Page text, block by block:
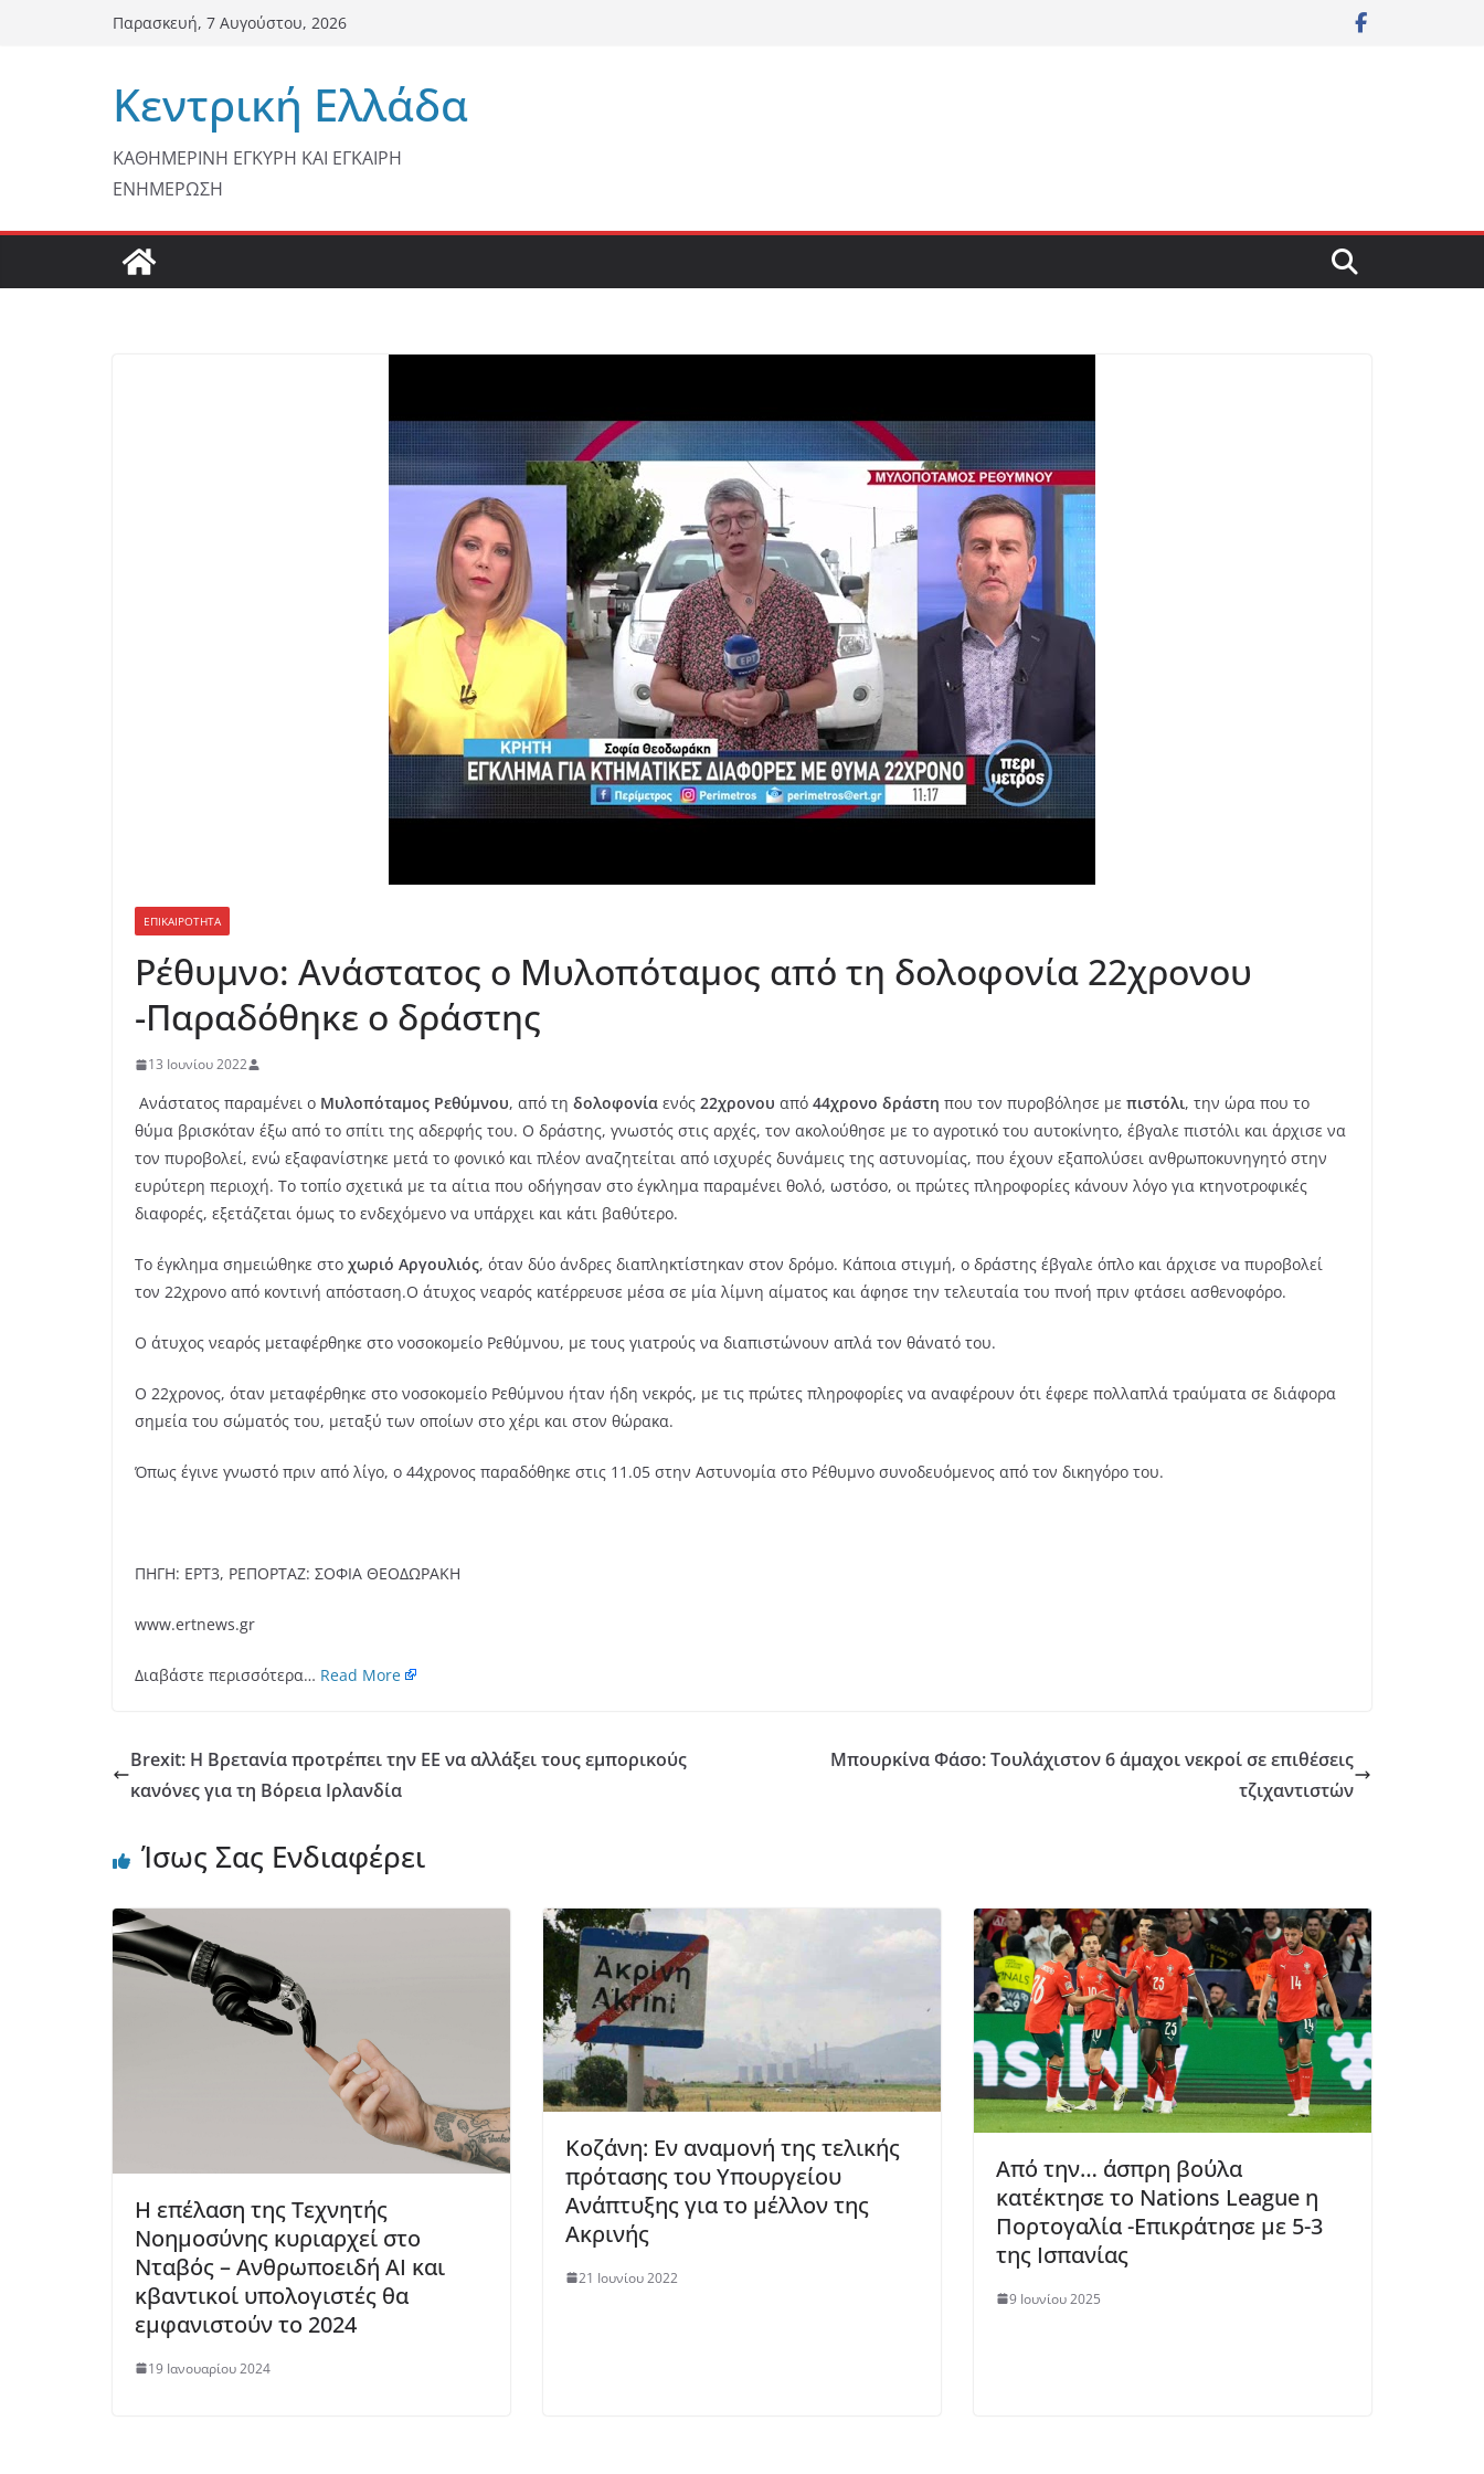
Παρασκευή, 7 Αυγούστου, 2026
Κεντρική Ελλάδα
ΚΑΘΗΜΕΡΙΝΗ ΕΓΚΥΡΗ ΚΑΙ ΕΓΚΑΙΡΗ
ΕΝΗΜΕΡΩΣΗ
ΕΠΙΚΑΙΡΟΤΗΤΑ
Ρέθυμνο: Ανάστατος ο Μυλοπόταμος από τη δολοφονία 22χρονου
-Παραδόθηκε ο δράστης
13 Ιουνίου 2022
Aνάστατος παραμένει o Μυλοπόταμος Ρεθύμνου, από τη δολοφονία ενός 22χρονου από 44χρονο δράστη που τον πυροβόλησε με πιστόλι, την ώρα που το
θύμα βρισκόταν έξω από το σπίτι της αδερφής του. Ο δράστης, γνωστός στις αρχές, τον ακολούθησε με το αγροτικό του αυτοκίνητο, έβγαλε πιστόλι και άρχισε να
τον πυροβολεί, ενώ εξαφανίστηκε μετά το φονικό και πλέον αναζητείται από ισχυρές δυνάμεις της αστυνομίας, που έχουν εξαπολύσει ανθρωποκυνηγητό στην
ευρύτερη περιοχή. Το τοπίο σχετικά με τα αίτια που οδήγησαν στο έγκλημα παραμένει θολό, ωστόσο, οι πρώτες πληροφορίες κάνουν λόγο για κτηνοτροφικές
διαφορές, εξετάζεται όμως το ενδεχόμενο να υπάρχει και κάτι βαθύτερο.
Το έγκλημα σημειώθηκε στο χωριό Αργουλιός, όταν δύο άνδρες διαπληκτίστηκαν στον δρόμο. Κάποια στιγμή, ο δράστης έβγαλε όπλο και άρχισε να πυροβολεί
τον 22χρονο από κοντινή απόσταση.Ο άτυχος νεαρός κατέρρευσε μέσα σε μία λίμνη αίματος και άφησε την τελευταία του πνοή πριν φτάσει ασθενοφόρο.
Ο άτυχος νεαρός μεταφέρθηκε στο νοσοκομείο Ρεθύμνου, με τους γιατρούς να διαπιστώνουν απλά τον θάνατό του.
Ο 22χρονος, όταν μεταφέρθηκε στο νοσοκομείο Ρεθύμνου ήταν ήδη νεκρός, με τις πρώτες πληροφορίες να αναφέρουν ότι έφερε πολλαπλά τραύματα σε διάφορα
σημεία του σώματός του, μεταξύ των οποίων στο χέρι και στον θώρακα.
Όπως έγινε γνωστό πριν από λίγο, ο 44χρονος παραδόθηκε στις 11.05 στην Αστυνομία στο Ρέθυμνο συνοδευόμενος από τον δικηγόρο του.
ΠΗΓΗ: ΕΡΤ3, ΡΕΠΟΡΤΑΖ: ΣΟΦΙΑ ΘΕΟΔΩΡΑΚΗ
www.ertnews.gr
Διαβάστε περισσότερα… Read More
Brexit: Η Βρετανία προτρέπει την ΕΕ να αλλάξει τους εμπορικούς
κανόνες για τη Βόρεια Ιρλανδία
Μπουρκίνα Φάσο: Τουλάχιστον 6 άμαχοι νεκροί σε επιθέσεις
τζιχαντιστών
Ίσως Σας Ενδιαφέρει
Η επέλαση της Τεχνητής
Νοημοσύνης κυριαρχεί στο
Νταβός – Ανθρωποειδή AI και
κβαντικοί υπολογιστές θα
εμφανιστούν το 2024
19 Ιανουαρίου 2024
Κοζάνη: Εν αναμονή της τελικής
πρότασης του Υπουργείου
Ανάπτυξης για το μέλλον της
Ακρινής
21 Ιουνίου 2022
Από την… άσπρη βούλα
κατέκτησε το Nations League η
Πορτογαλία -Eπικράτησε με 5-3
της Ισπανίας
9 Ιουνίου 2025